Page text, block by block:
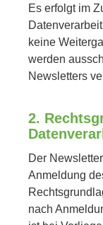
Es erfolgt im
keine
werden
Newsletters
2.
Der
Anmeldung
nach